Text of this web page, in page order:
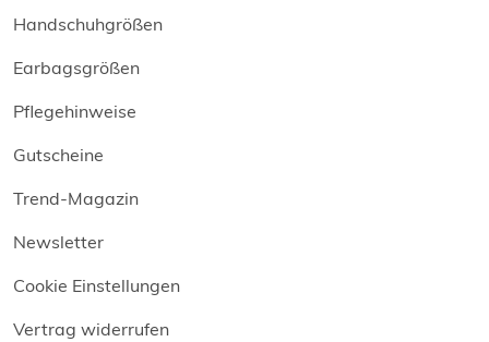
Handschuhgrößen
Earbagsgrößen
Pflegehinweise
Gutscheine
Trend-Magazin
Newsletter
Cookie Einstellungen
Vertrag widerrufen